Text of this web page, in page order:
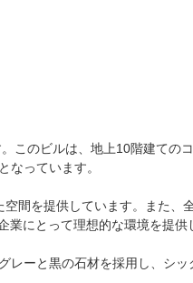
このビルは、地上10階建てのコ
なっています。
間を提供しています。また、
にとって理想的な環境を提供
レーと黒の石材を採用し、シ